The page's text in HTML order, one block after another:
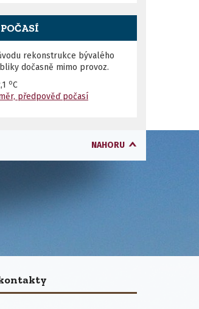
rekonstrukce bývalého
dočasně mimo provoz.
oC
předpověď počasí
NAHORU